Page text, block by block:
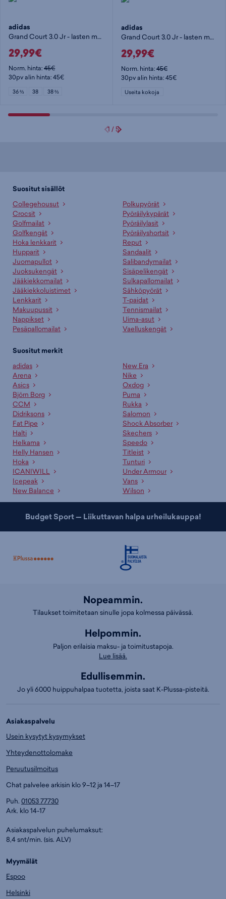
adidas
Grand Court 3.0 Jr - lasten matalavartiset tennarit
29,99€
Norm. hinta:45€
30pv alin hinta: 45€
36 ⅔ 38 38 ⅔
adidas
Grand Court 3.0 Jr - lasten matalavartiset tennarit
29,99€
Norm. hinta:45€
30pv alin hinta: 45€
Useita kokoja
1 /5
Suositut sisällöt
Collegehousut
Crocsit
Golfmailat
Golfkengät
Hoka lenkkarit
Hupparit
Juomapullot
Juoksukengät
Jääkiekkomailat
Jääkiekkoluistimet
Lenkkarit
Makuupussit
Nappikset
Pesäpallomailat
Polkupyörät
Pyöräilykypärät
Pyöräilylasit
Pyöräilyshortsit
Reput
Sandaalit
Salibandymailat
Sisäpelikengät
Sulkapallomailat
Sähköpyörät
T-paidat
Tennismailat
Uima-asut
Vaelluskengät
Suositut merkit
adidas
Arena
Asics
Björn Borg
CCM
Didriksons
Fat Pipe
Halti
Helkama
Helly Hansen
Hoka
ICANIWILL
Icepeak
New Balance
New Era
Nike
Oxdog
Puma
Rukka
Salomon
Shock Absorber
Skechers
Speedo
Titleist
Tunturi
Under Armour
Vans
Wilson
Budget Sport — Liikuttavan halpa urheilukauppa!
Nopeammin.
Tilaukset toimitetaan sinulle jopa kolmessa päivässä.
Helpommin.
Paljon erilaisia maksu- ja toimitustapoja.
Lue lisää.
Edullisemmin.
Jo yli 6000 huippuhalpaa tuotetta, joista saat K-Plussa-pisteitä.
Asiakaspalvelu
Usein kysytyt kysymykset
Yhteydenottolomake
Peruutusilmoitus
Chat palvelee arkisin klo 9–12 ja 14–17
Puh. 01053 77730
Ark. klo 14-17
Asiakaspalvelun puhelumaksut:
8,4 snt/min. (sis. ALV)
Myymälät
Espoo
Helsinki